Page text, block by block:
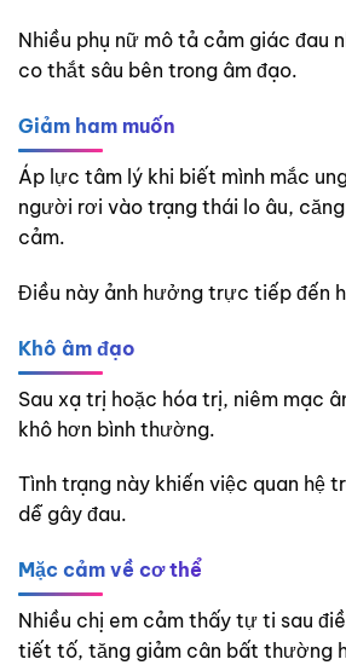
Nhiều phụ nữ mô tả cảm giác đau
co thắt sâu bên trong âm đạo.
Giảm ham muốn
Áp lực tâm lý khi biết mình mắc
người rơi vào trạng thái lo âu,
cảm.
Điều này ảnh hưởng trực tiếp đến
Khô âm đạo
Sau xạ trị hoặc hóa trị, niêm mạc
khô hơn bình thường.
Tình trạng này khiến việc quan hệ
dễ gây đau.
Mặc cảm về cơ thể
Nhiều chị em cảm thấy tự ti sau
tiết tố, tăng giảm cân bất thường